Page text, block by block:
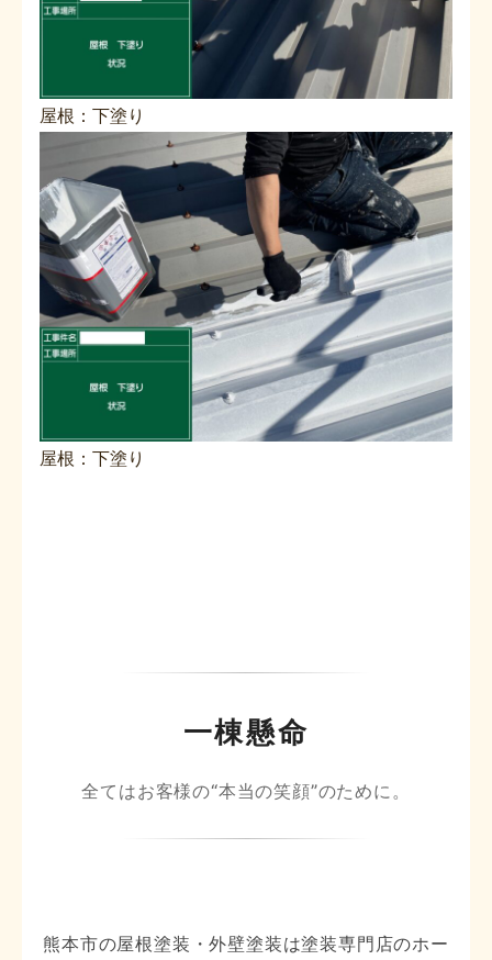
屋根：下塗り
屋根：下塗り
一棟懸命
全てはお客様の“本当の笑顔”のために。
熊本市の屋根塗装・外壁塗装は塗装専門店のホー